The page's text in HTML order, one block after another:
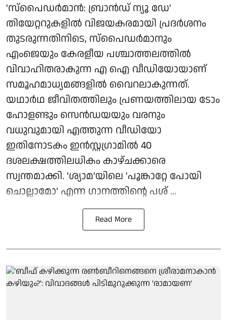
'സ്‌പൈഡർമാൻ: ബ്രാൻഡ് ന്യൂ ഡേ'
തിയേറ്ററുകളിൽ വിജയകരമായി പ്രദർശനം
തുടരുന്നതിനിടെ, സ്പൈഡർമാനും
എംജെയും കേരളീയ പശ്ചാത്തലത്തിൽ
വിവാഹിതരാകുന്ന എ ഐ വീഡിയോയാണ്
സമൂഹമാധ്യമങ്ങളിൽ വൈറലാകുന്നത്.
യഥാർഥ ജീവിതത്തിലും പ്രണയത്തിലായ ടോം
ഹോളണ്ടും സെൻഡയയും വരനും
വധുവുമായി എത്തുന്ന വീഡിയോ
ഇതിനോടകം ഇൻസ്റ്റഗ്രാമിൽ 40
ദശലക്ഷത്തിലധികം കാഴ്ചക്കാരെ
സ്വന്തമാക്കി. 'ശ്യാമ'യിലെ 'പൂങ്കാറ്റേ പോയി
ചൊല്ലാമോ' എന്ന ഗാനത്തിന്റെ പശ് ...
Read More